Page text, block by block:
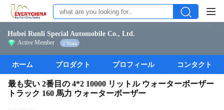
Hubei Runli Special Automobile Co., Ltd.
Active Member 2 Years
ホーム プロダクト プロフィール コンタクト
最も安い 2番目の 4*2 10000 リットル ウォーターボーザー
トラック 160 馬力 ウォーターボーザー